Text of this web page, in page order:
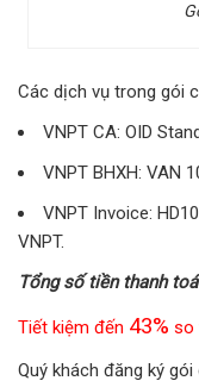
Các dịch vụ trong gói
VNPT CA: OID
VNPT BHXH: VAN
VNPT Invoice:
VNPT.
Tổng số tiền thanh
Tiết kiệm đến 43% so
Quý khách đăng ký